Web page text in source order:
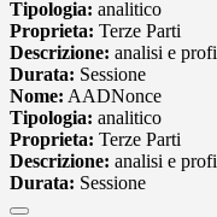
Tipologia: analitico
Proprieta: Terze Parti
Descrizione: analisi e
Durata: Sessione
Nome: AADNonce
Tipologia: analitico
Proprieta: Terze Parti
Descrizione: analisi e
Durata: Sessione